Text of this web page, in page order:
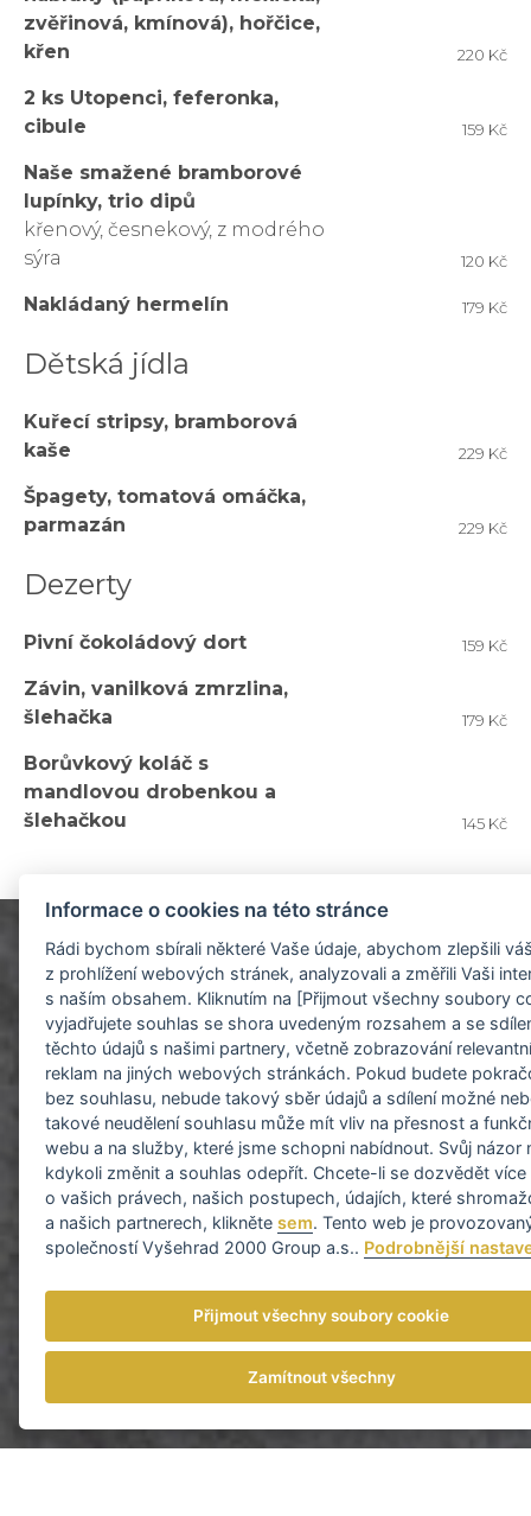
zvěřinová, kmínová), hořčice,
křen
220 Kč
2 ks Utopenci, feferonka,
cibule
159 Kč
Naše smažené bramborové
lupínky, trio dipů
křenový, česnekový, z modrého
sýra
120 Kč
Nakládaný hermelín 179 Kč
Dětská jídla
Kuřecí stripsy, bramborová
kaše
229 Kč
Špagety, tomatová omáčka,
parmazán
229 Kč
Dezerty
Pivní čokoládový dort 159 Kč
Závin, vanilková zmrzlina,
šlehačka
179 Kč
Borůvkový koláč s
mandlovou drobenkou a
šlehačkou
145 Kč
Informace o cookies na této stránce
Rádi bychom sbírali některé Vaše údaje, abychom zlepšili
z prohlížení webových stránek, analyzovali a změřili Vaši
s naším obsahem. Kliknutím na [Přijmout všechny soubory
vyjadřujete souhlas se shora uvedeným rozsahem a se
těchto údajů s našimi partnery, včetně zobrazování
reklam na jiných webových stránkách. Pokud budete
bez souhlasu, nebude takový sběr údajů a sdílení možné
takové neudělení souhlasu může mít vliv na přesnost a
webu a na služby, které jsme schopni nabídnout. Svůj názor
kdykoli změnit a souhlas odepřít. Chcete-li se dozvědět více
o vašich právech, našich postupech, údajích, které
a našich partnerech, kliknětesem. Tento web je
společností Vyšehrad 2000 Group a.s.. Podrobnější
Přijmout všechny soubory cookie
Zamítnout všechny